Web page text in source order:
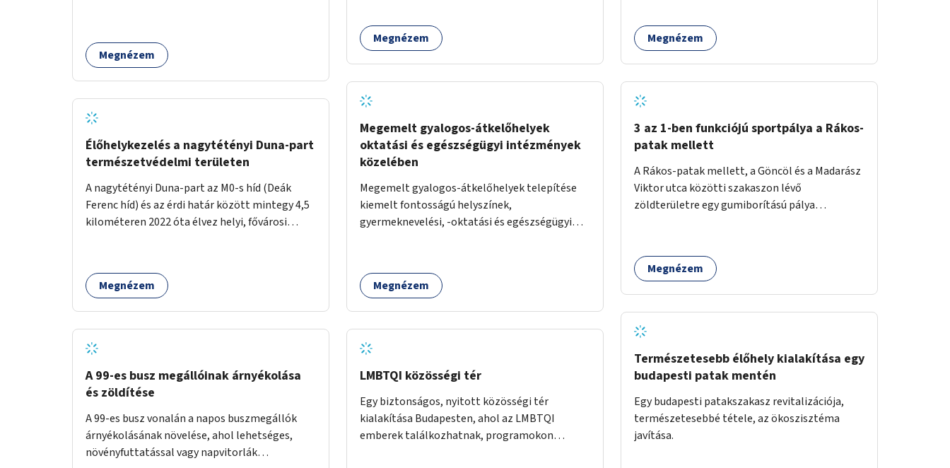
így kihasználatlan. A pingpongasztalok
telepítésével egy népszerű, ingyenes
található.
Megnézem
Élőhelykezelés a nagytétényi Duna-part
természetvédelmi területen
A nagytétényi Duna-part az M0-s híd (Deák
Ferenc híd) és az érdi határ között mintegy 4,5
kilométeren 2022 óta élvez helyi, fővárosi
fajok ritkítását, visszaszorítását.
Megnézem
A 99-es busz megállóinak árnyékolása
és zöldítése
A 99-es busz vonalán a napos buszmegállók
árnyékolásának növelése, ahol lehetséges,
növényfuttatással vagy napvitorlák
Megnézem
Megemelt gyalogos-átkelőhelyek
oktatási és egészségügyi intézmények
közelében
Megemelt gyalogos-átkelőhelyek telepítése
kiemelt fontosságú helyszínek,
gyermeknevelési, -oktatási és egészségügyi
Megnézem
LMBTQI közösségi tér
Egy biztonságos, nyitott közösségi tér
kialakítása Budapesten, ahol az LMBTQI
emberek találkozhatnak, programokon
Megnézem
3 az 1-ben funkciójú sportpálya a Rákos-
patak mellett
A Rákos-patak mellett, a Göncöl és a Madarász
Viktor utca közötti szakaszon lévő
zöldterületre egy gumiborítású pálya
tollaslabdára, illetve lábteniszre is.
Megnézem
Természetesebb élőhely kialakítása egy
budapesti patak mentén
Egy budapesti patakszakasz revitalizációja,
természetesebbé tétele, az ökoszisztéma
javítása.